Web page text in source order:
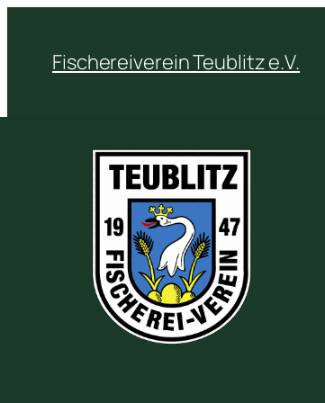
Fischereiverein Teublitz e.V.